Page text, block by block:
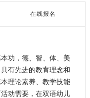
在线报名
功，德、智、体、美
有先进的教育理念和
理论素养、教学技能
动需要，在双语幼儿